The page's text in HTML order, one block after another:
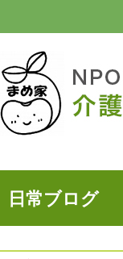
日常ブログ